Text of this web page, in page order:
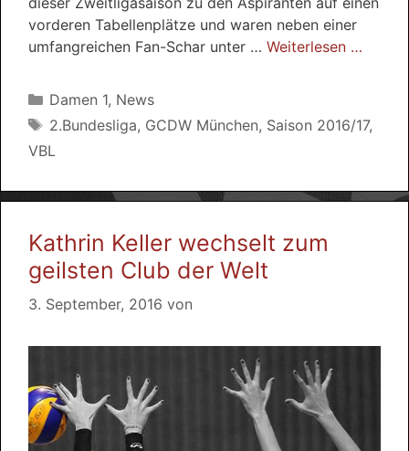
vorderen Tabellenplätze und waren neben einer
umfangreichen Fan-Schar unter … Weiterlesen …
Kategorien
Damen 1, News
Schlagwörter
2.Bundesliga, GCDW München, Saison 2016/17,
VBL
Kathrin Keller wechselt zum
geilsten Club der Welt
3. September, 2016 von